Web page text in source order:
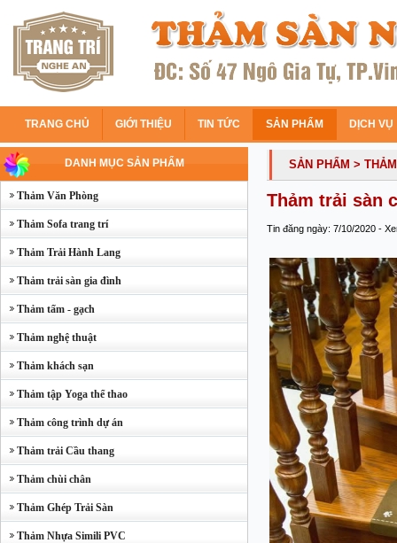
TRANG CHỦ GIỚI THIỆU TIN TỨC SẢN PHẨM DỊCH VỤ
DANH MỤC SẢN PHẨM
Thảm Văn Phòng
Thảm Sofa trang trí
Thảm Trải Hành Lang
Thảm trải sàn gia đình
Thảm tấm - gạch
Thảm nghệ thuật
Thảm khách sạn
Thảm tập Yoga thể thao
Thảm công trình dự án
Thảm trải Cầu thang
Thảm chùi chân
Thảm Ghép Trải Sàn
Thảm Nhựa Simili PVC
SẢN PHẨM >
Thảm trải sàn
Tin đăng ngày: 7/10/2020 -